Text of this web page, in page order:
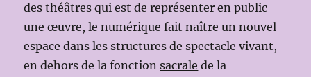
des théâtres qui est de représenter en public
une œuvre, le numérique fait naître un nouvel
espace dans les structures de spectacle vivant,
en dehors de la fonctionsacrale de la